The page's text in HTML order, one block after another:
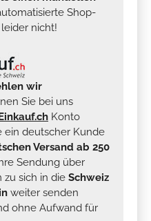
Shop-
nicht!
wir
Sie bei uns
Konto
ein deutscher Kunde
Versand ab 250
Sendung über
zu sich in die Schweiz
weiter senden
ohne Aufwand für